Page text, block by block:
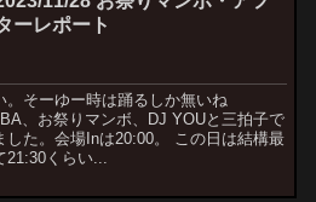
ーレポート
そーゆー時は踊るしか無いね
、お祭りマンボ、DJ YOUと三拍子で
た。会場Inは20:00。 この日は結構最
21:30くらい...